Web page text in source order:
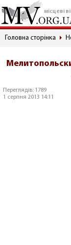
місцеві
Головна сторінка
Переглядів: 1789
1 серпня 2013 14:11